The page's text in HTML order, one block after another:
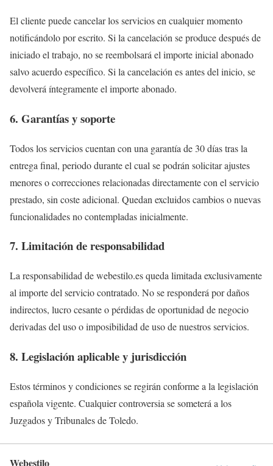
El cliente puede cancelar los servicios en cualquier momento
notificándolo por escrito. Si la cancelación se produce después de
iniciado el trabajo, no se reembolsará el importe inicial abonado
salvo acuerdo específico. Si la cancelación es antes del inicio, se
devolverá íntegramente el importe abonado.
6. Garantías y soporte
Todos los servicios cuentan con una garantía de 30 días tras la
entrega final, periodo durante el cual se podrán solicitar ajustes
menores o correcciones relacionadas directamente con el servicio
prestado, sin coste adicional. Quedan excluidos cambios o nuevas
funcionalidades no contempladas inicialmente.
7. Limitación de responsabilidad
La responsabilidad de webestilo.es queda limitada exclusivamente
al importe del servicio contratado. No se responderá por daños
indirectos, lucro cesante o pérdidas de oportunidad de negocio
derivadas del uso o imposibilidad de uso de nuestros servicios.
8. Legislación aplicable y jurisdicción
Estos términos y condiciones se regirán conforme a la legislación
española vigente. Cualquier controversia se someterá a los
Juzgados y Tribunales de Toledo.
Webestilo